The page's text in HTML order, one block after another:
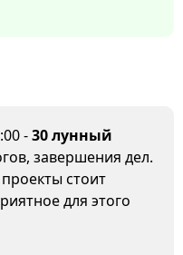
-30 лунный
завершения дел.
стоит
для этого